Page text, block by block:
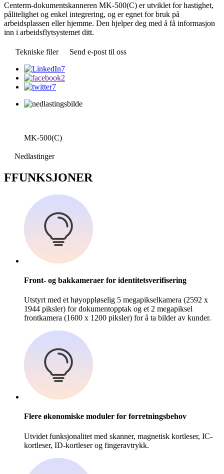
Centerm-dokumentskanneren MK-500(C) er utviklet for hastighet,
pålitelighet og enkel integrering, og er egnet for bruk på
arbeidsplassen eller hjemme. Den hjelper deg med å få informasjon
inn i arbeidsflytsystemet ditt.
Tekniske filer Send e-post til oss
MK-500(C)
Nedlastinger
FFUNKSJONER
Front- og bakkameraer for identitetsverifisering
Utstyrt med et høyoppløselig 5 megapikselkamera (2592 x
1944 piksler) for dokumentopptak og et 2 megapiksel
frontkamera (1600 x 1200 piksler) for å ta bilder av kunder.
Flere økonomiske moduler for forretningsbehov
Utvidet funksjonalitet med skanner, magnetisk kortleser, IC-
kortleser, ID-kortleser og fingeravtrykk.